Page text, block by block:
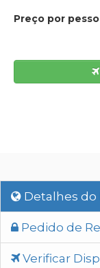
Preço por
Detalhes do
Pedido de
Verificar